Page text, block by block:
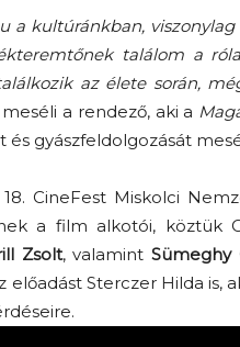
a kultúránkban,
találom a
az élete során,
a rendező, aki a
gyászfeldolgozását
CineFest Miskolci
a film alkotói, köztük
Zsolt, valamint Sümeghy
Sterczer Hilda is,
–